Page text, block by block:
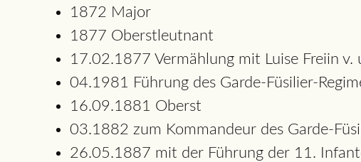
1872 Major
1877 Oberstleutnant
17.02.1877 Vermählung mit Luise Freiin
04.1981 Führung des Garde-Füsilier-
16.09.1881 Oberst
03.1882 zum Kommandeur des Garde-
26.05.1887 mit der Führung der 11.